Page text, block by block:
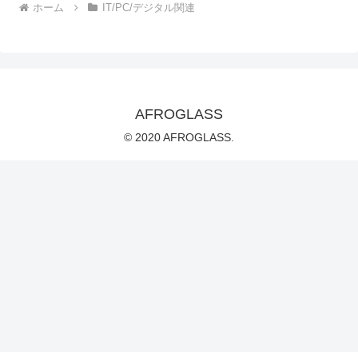
ホーム IT/PC/デジタル関連
AFROGLASS
© 2020 AFROGLASS.